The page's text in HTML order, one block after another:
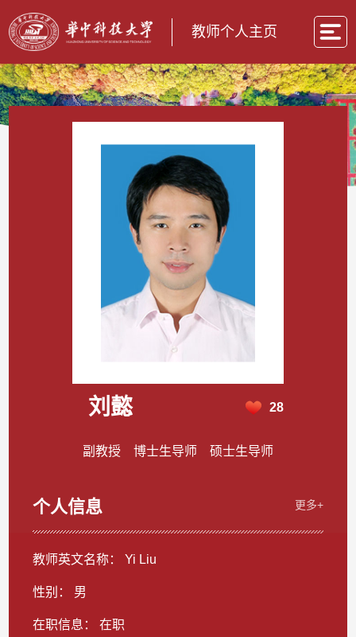
教师个人主页
刘懿 28
副教授 博士生导师 硕士生导师
个人信息 更多+
教师英文名称： Yi Liu
性别： 男
在职信息： 在职